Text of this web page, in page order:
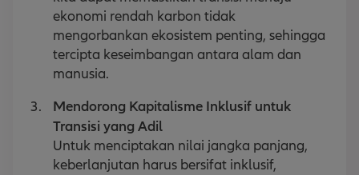
ekonomi rendah karbon tidak
mengorbankan ekosistem penting, sehingga
tercipta keseimbangan antara alam dan
manusia.
Mendorong Kapitalisme Inklusif untuk
Transisi yang Adil
Untuk menciptakan nilai jangka panjang,
keberlanjutan harus bersifat inklusif,